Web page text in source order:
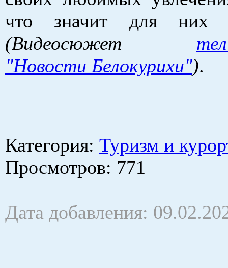
что значит для них
(Видеосюжет
"Новости Белокурихи").
Категория: Туризм и
Просмотров: 771
Дата добавления: